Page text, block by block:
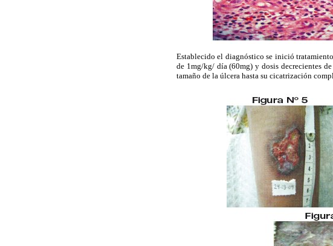
Establecido el diagnóstico se inició
de 1mg/kg/ día (60mg) y dosis decrecientes de
tamaño de la úlcera hasta su cicatrización